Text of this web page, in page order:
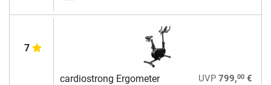
7
cardiostrong Ergometer
UVP 799,00€